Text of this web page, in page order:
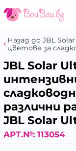
Назад до JBL
цветове за
JBL Solar
различни
JBL Solar
АРТ.№: 113054